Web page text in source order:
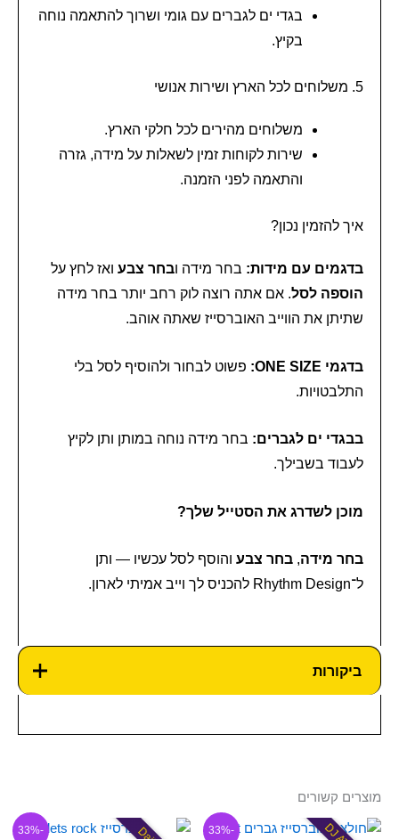
בגדי ים לגברים עם גומי ושרוך להתאמה נוחה
בקיץ.
5. משלוחים לכל הארץ ושירות אנושי
משלוחים מהירים לכל חלקי הארץ.
שירות לקוחות זמין לשאלות על מידה, גזרה
והתאמה לפני הזמנה.
איך להזמין נכון?
בדגמים עם מידות: בחר מידה ובחר צבעואז לחץ על
הוספה לסל. אם אתה רוצה לוק רחב יותר בחר מידה
שתיתן את הווייב האוברסייז שאתה אוהב.
בדגמי ONE SIZE:
פשוט לבחור ולהוסיף לסל בלי
התלבטויות.
בבגדי ים לגברים: בחר מידה נוחה במותן ותן לקיץ
לעבוד בשבילך.
מוכן לשדרג את הסטייל שלך?
בחר מידה, בחר צבעוהוסף לסל עכשיו — ותן
ל־Rhythm Design להכניס לך וייב אמיתי לארון.
ביקורות
מוצרים קשורים
-33%
המחיר
המחיר
-33%
המחיר
המחיר
למוצר